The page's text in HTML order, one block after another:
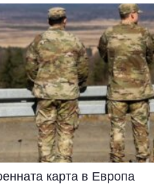
карта в Европа